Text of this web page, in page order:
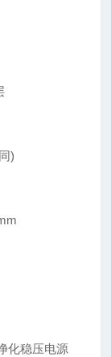
)
化稳压电源